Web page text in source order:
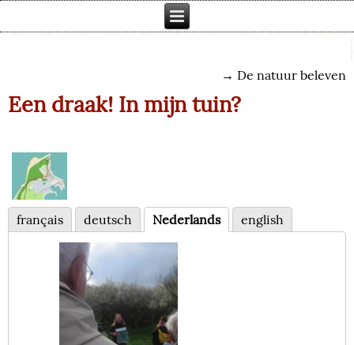
→ De natuur beleven
Een draak! In mijn tuin?
français deutsch Nederlands english